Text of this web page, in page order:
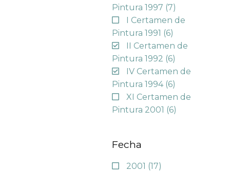
Pintura 1997 (7)
I Certamen de
Pintura 1991 (6)
II Certamen de
Pintura 1992 (6)
IV Certamen de
Pintura 1994 (6)
XI Certamen de
Pintura 2001 (6)
Fecha
2001 (17)